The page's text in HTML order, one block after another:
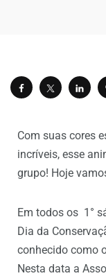
Com suas cores
incríveis, esse
grupo! Hoje
Em todos os 1°
Dia da
conhecido como
Nesta data a